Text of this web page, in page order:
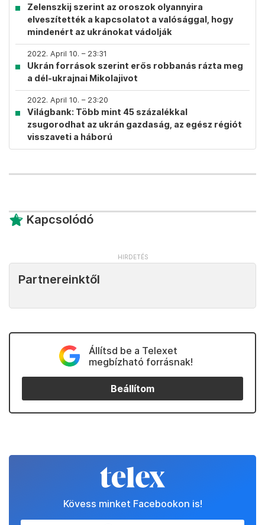
Zelenszkij szerint az oroszok olyannyira
elveszítették a kapcsolatot a valósággal, hogy
mindenért az ukránokat vádolják
2022. April 10. – 23:31
Ukrán források szerint erős robbanás rázta meg
a dél-ukrajnai Mikolajivot
2022. April 10. – 23:20
Világbank: Több mint 45 százalékkal
zsugorodhat az ukrán gazdaság, az egész régiót
visszaveti a háború
Kapcsolódó
Partnereinktől
Állítsd be a Telexet
megbízható forrásnak!
Beállítom
Kövess minket Facebookon is!